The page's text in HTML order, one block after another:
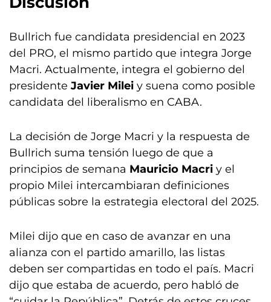
Bullrich fue candidata presidencial en 2023
del PRO, el mismo partido que integra Jorge
Macri. Actualmente, integra el gobierno del
presidente Javier Milei y suena como posible
candidata del liberalismo en CABA.
La decisión de Jorge Macri y la respuesta de
Bullrich suma tensión luego de que a
principios de semana Mauricio Macri y el
propio Milei intercambiaran definiciones
públicas sobre la estrategia electoral del 2025.
Milei dijo que en caso de avanzar en una
alianza con el partido amarillo, las listas
deben ser compartidas en todo el país. Macri
dijo que estaba de acuerdo, pero habló de